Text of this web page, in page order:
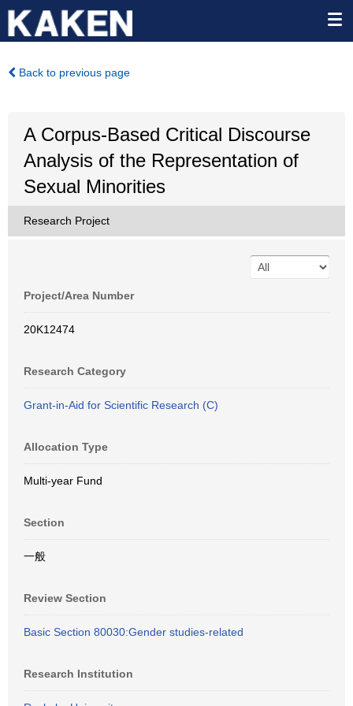
Back to previous page
A Corpus-Based Critical Discourse
Analysis of the Representation of
Sexual Minorities
Research Project
Project/Area Number
20K12474
Research Category
Grant-in-Aid for Scientific Research (C)
Allocation Type
Multi-year Fund
Section
一般
Review Section
Basic Section 80030:Gender studies-related
Research Institution